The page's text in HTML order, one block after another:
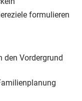
formulieren
den Vordergrund